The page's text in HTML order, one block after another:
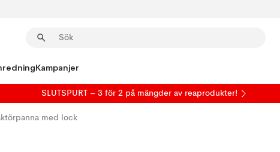
Kampanjer
SLUTSPURT – 3 för 2 på mängder av reaprodukter!
med lock